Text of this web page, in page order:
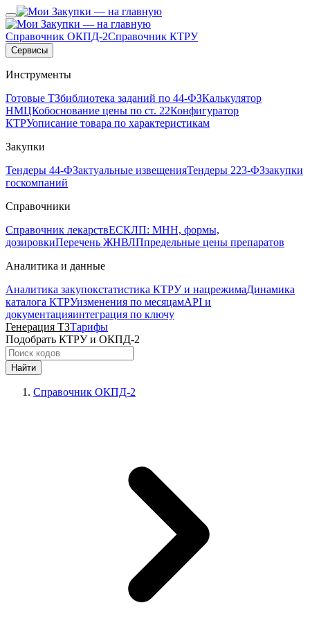
Справочник ОКПД-2Справочник КТРУ
Сервисы
Инструменты
Готовые ТЗбиблиотека заданий по 44-ФЗКалькулятор
НМЦКобоснование цены по ст. 22Конфигуратор
КТРУописание товара по характеристикам
Закупки
Тендеры 44-ФЗактуальные извещенияТендеры 223-ФЗзакупки
госкомпаний
Справочники
Справочник лекарствЕСКЛП: МНН, формы,
дозировкиПеречень ЖНВЛПпредельные цены препаратов
Аналитика и данные
Аналитика закупокстатистика КТРУ и нацрежимаДинамика
каталога КТРУизменения по месяцамAPI и
документацияинтеграция по ключу
Генерация ТЗТарифы
Подобрать КТРУ и ОКПД-2
Найти
Справочник ОКПД-2